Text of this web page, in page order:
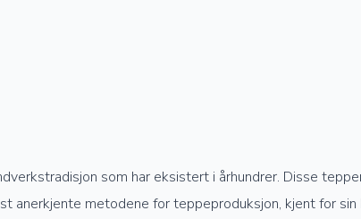
som har eksistert i århundrer. Disse
anerkjente metodene for teppeproduksjon, kjent for